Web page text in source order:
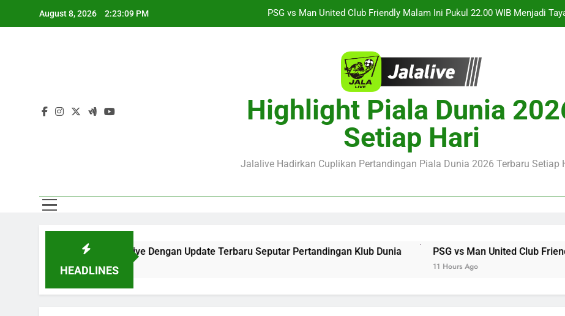
August 8, 2026 2:23:10 PM
Saksikan Streaming Singapura vs Indonesia Piala ASEAN Malam
Barcelona vs Nottingham Forest Club Friendly Dini Hari Ini Pukul
PSG vs Man United Club Friendly Malam Ini Pukul 22.00 WIB Menjadi
Saksikan Streaming Singapura vs Indonesia Piala ASEAN Malam
Jalalive Aston Villa vs Bayern Club Friendly Malam Ini Pukul 19.00 WIB
Highlight Piala Dunia
Setiap Hari
Jalalive Hadirkan Cuplikan Pertandingan Piala Dunia 2026 Terbaru Setiap
HEADLINES
di Jalalive Dengan Update Terbaru Seputar Pertandingan Klub Dunia PSG vs Man United Club Friendly Malam Ini